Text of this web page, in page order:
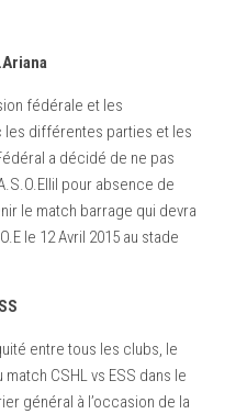
fédérale et les
différentes parties et les
a décidé de ne pas
pour absence de
le match barrage qui devra
le 12 Avril 2015 au stade
entre tous les clubs, le
CSHL vs ESS dans le
général à l’occasion de la